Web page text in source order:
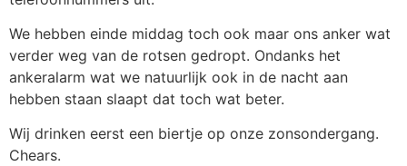
We hebben einde middag toch ook maar ons anker wat
verder weg van de rotsen gedropt. Ondanks het
ankeralarm wat we natuurlijk ook in de nacht aan
hebben staan slaapt dat toch wat beter.
Wij drinken eerst een biertje op onze zonsondergang.
Chears.